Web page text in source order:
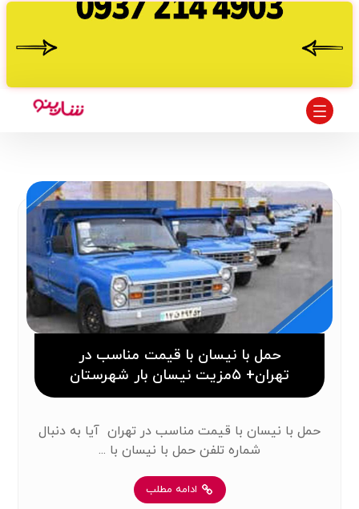
حمل با نیسان با قیمت مناسب در
تهران+ ۵مزیت نیسان بار شهرستان
حمل با نیسان با قیمت مناسب در تهران آیا به دنبال
شماره ‌تلفن حمل با نیسان با ...
ادامه مطلب